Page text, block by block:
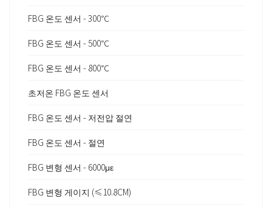
FBG 온도 센서 - 300℃
FBG 온도 센서 - 500℃
FBG 온도 센서 - 800℃
초저온 FBG 온도 센서
FBG 온도 센서 - 저전압 절연
FBG 온도 센서 - 절연
FBG 변형 센서 - 6000με
FBG 변형 게이지 (≤10.8CM)